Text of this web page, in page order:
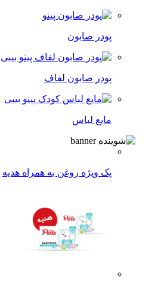
پودر صابون
پودر صابون لفاف
مایع لباس
پک ویژه روغن به همراه هدیه